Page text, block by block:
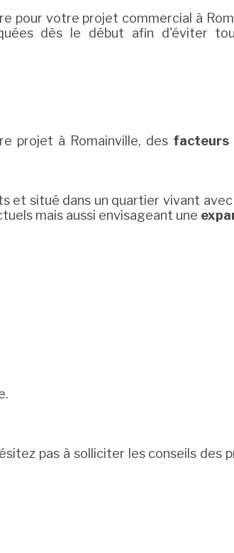
pour votre projet commercial à
dès le début afin d'éviter
projet à Romainville, des facteurs
situé dans un quartier vivant avec
mais aussi envisageant une
pas à solliciter les conseils des